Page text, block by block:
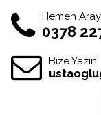
Hemen
0378
Bize Yazın;